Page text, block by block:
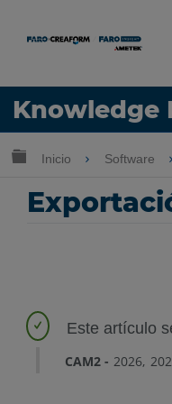
Knowledge
Idioma
Expandir/
Inicio Software
CAM2 2026